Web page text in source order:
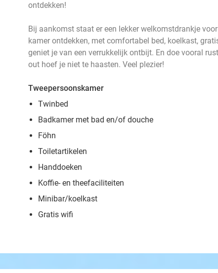
ontdekken!
Bij aankomst staat er een lekker welkomstdrankje
kamer ontdekken, met comfortabel bed, koelkast,
geniet je van een verrukkelijk ontbijt. En doe vooral
out hoef je niet te haasten. Veel plezier!
Tweepersoonskamer
Twinbed
Badkamer met bad en/of douche
Föhn
Toiletartikelen
Handdoeken
Koffie- en theefaciliteiten
Minibar/koelkast
Gratis wifi